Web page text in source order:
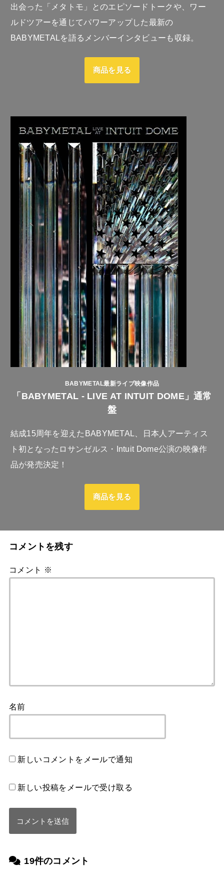
出会った「メタトモ」とのエピソードトークや、ワー
ルドツアーを通じてパワーアップした最新の
BABYMETALを語るメンバーインタビューも収録。
商品を見る
BABYMETAL最新ライブ映像作品
「BABYMETAL - LIVE AT INTUIT DOME」通常
盤
結成15周年を迎えたBABYMETAL、日本人アーティス
ト初となったロサンゼルス・Intuit Dome公演の映像作
品が発売決定！
商品を見る
19件のコメント
コメントを残す
コメント ※
名前
新しいコメントをメールで通知
新しい投稿をメールで受け取る